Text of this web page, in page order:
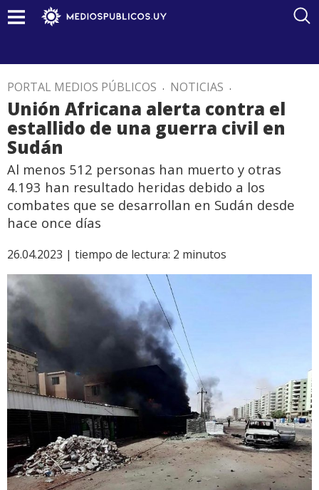
PORTAL MEDIOS PÚBLICOS . NOTICIAS .
Unión Africana alerta contra el
estallido de una guerra civil en
Sudán
Al menos 512 personas han muerto y otras
4.193 han resultado heridas debido a los
combates que se desarrollan en Sudán desde
hace once días
26.04.2023 | tiempo de lectura: 2 minutos